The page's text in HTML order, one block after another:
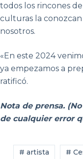
todos los rincones
culturas la
nosotros.
«En este 2024
ya empezamos a
ratificó.
Nota de prensa.
de cualquier error
# artista #